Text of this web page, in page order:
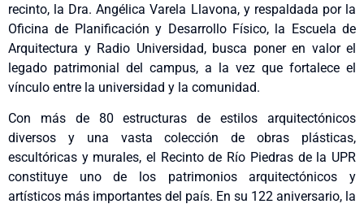
recinto, la Dra. Angélica Varela Llavona, y respaldada por la
Oficina de Planificación y Desarrollo Físico, la Escuela de
Arquitectura y Radio Universidad, busca poner en valor el
legado patrimonial del campus, a la vez que fortalece el
vínculo entre la universidad y la comunidad.
Con más de 80 estructuras de estilos arquitectónicos
diversos y una vasta colección de obras plásticas,
escultóricas y murales, el Recinto de Río Piedras de la UPR
constituye uno de los patrimonios arquitectónicos y
artísticos más importantes del país. En su 122 aniversario, la